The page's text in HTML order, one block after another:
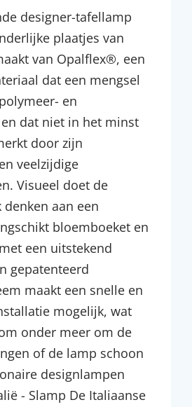
designer-tafellamp
plaatjes van
van Opalflex®, een
dat een mengsel
en
dat niet in het minst
door zijn
veelzijdige
Visueel doet de
aan een
bloemboeket en
een uitstekend
gepatenteerd
maakt een snelle en
mogelijk, wat
onder meer om de
of de lamp schoon
designlampen
- Slamp De Italiaanse